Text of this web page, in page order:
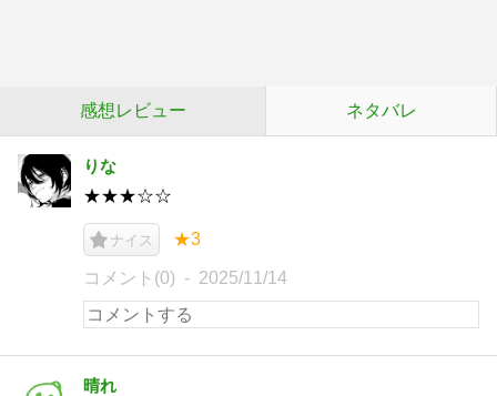
感想レビュー ネタバレ
りな
★★★☆☆
ナイス ★3
コメント(0) 2025/11/14
晴れ